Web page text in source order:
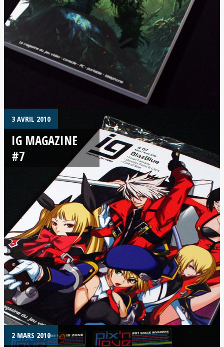
3 AVRIL 2010
IG MAGAZINE
#7
2 MARS 2010